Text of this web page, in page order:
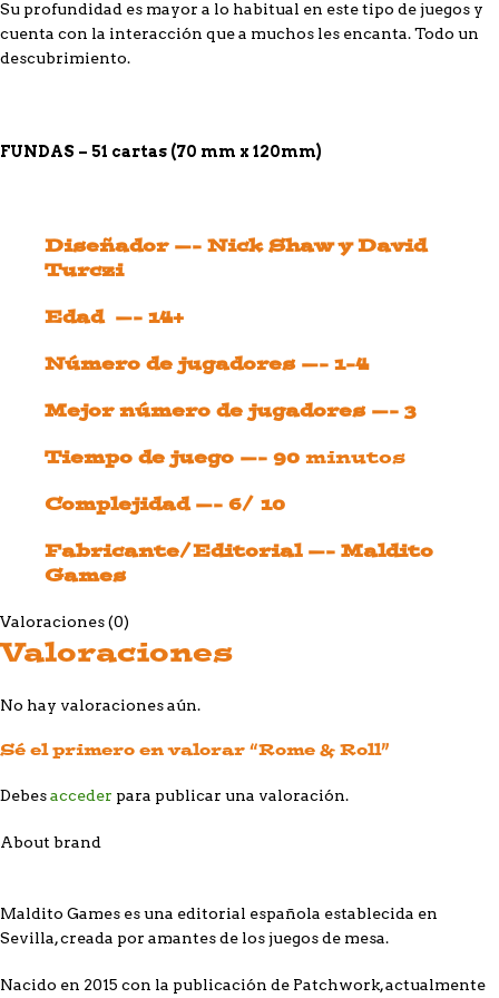
Su profundidad es mayor a lo habitual en este tipo de juegos y
cuenta con la interacción que a muchos les encanta. Todo un
descubrimiento.
FUNDAS – 51 cartas (70 mm x 120mm)
Diseñador —- Nick Shaw y David
Turczi
Edad —- 14+
Número de jugadores —- 1-4
Mejor número de jugadores —- 3
Tiempo de juego —- 90 minutos
Complejidad —- 6/ 10
Fabricante/Editorial —- Maldito
Games
Valoraciones (0)
Valoraciones
No hay valoraciones aún.
Sé el primero en valorar “Rome & Roll”
Debesacceder para publicar una valoración.
About brand
Maldito Games es una editorial española establecida en
Sevilla, creada por amantes de los juegos de mesa.
Nacido en 2015 con la publicación de Patchwork, actualmente